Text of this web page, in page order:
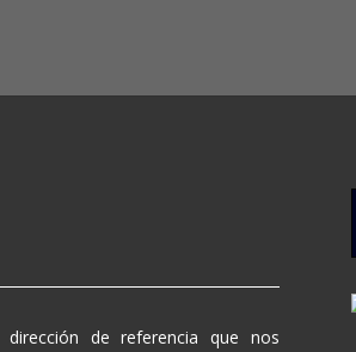
dirección de referencia que nos